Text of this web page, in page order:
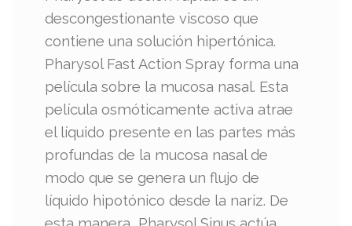
descongestionante viscoso que
contiene una solución hipertónica.
Pharysol Fast Action Spray forma una
película sobre la mucosa nasal. Esta
película osmóticamente activa atrae
el líquido presente en las partes más
profundas de la mucosa nasal de
modo que se genera un flujo de
líquido hipotónico desde la nariz. De